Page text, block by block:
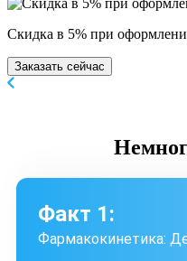
Скидка в 5% при
Заказать сейчас
Факт 1:
Фармакокинетика: